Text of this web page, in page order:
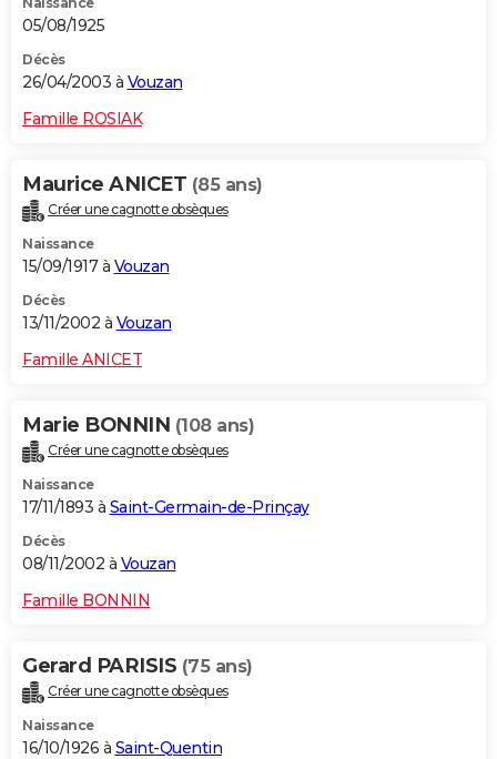
05/08/1925
Décès
26/04/2003 à Vouzan
Famille ROSIAK
Maurice ANICET (85 ans)
Créer une cagnotte obsèques
Naissance
15/09/1917 à Vouzan
Décès
13/11/2002 à Vouzan
Famille ANICET
Marie BONNIN (108 ans)
Créer une cagnotte obsèques
Naissance
17/11/1893 à Saint-Germain-de-Prinçay
Décès
08/11/2002 à Vouzan
Famille BONNIN
Gerard PARISIS (75 ans)
Créer une cagnotte obsèques
Naissance
16/10/1926 à Saint-Quentin